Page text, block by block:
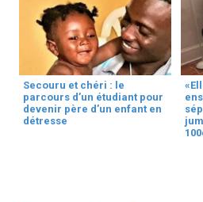
Secouru et chéri : le
parcours d’un étudiant pour
devenir père d’un enfant en
détresse